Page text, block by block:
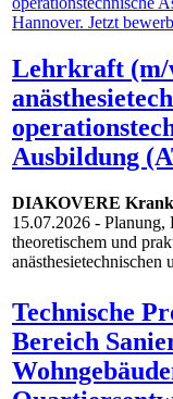
Lehrkraft (m/
Ausbildung
DIAKOVERE
15.07.2026 - Planung,
theoretischem und
anästhesietechnischen
Technische
Bereich